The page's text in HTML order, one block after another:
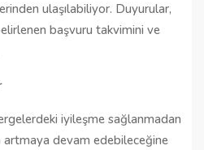
ulaşılabiliyor. Duyurular,
başvuru takvimini ve
iyileşme sağlanmadan
artmaya devam edebileceğine